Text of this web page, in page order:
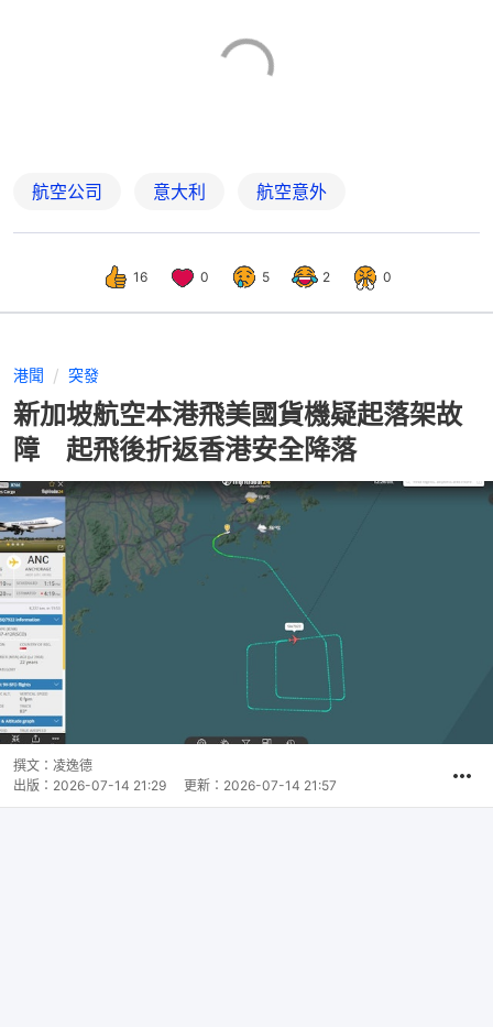
航空公司 意大利 航空意外
16 0 5 2 0
港聞 突發
新加坡航空本港飛美國貨機疑起落架故
障 起飛後折返香港安全降落
撰文： 凌逸德
出版： 2026-07-14 21:29 更新： 2026-07-14 21:57